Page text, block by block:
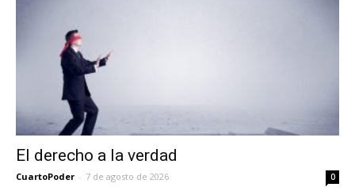
El derecho a la verdad
CuartoPoder - 7 de agosto de 2026 0